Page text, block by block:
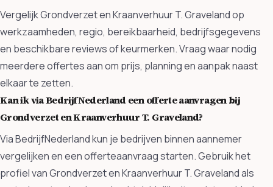
Vergelijk Grondverzet en Kraanverhuur T. Graveland op
werkzaamheden, regio, bereikbaarheid, bedrijfsgegevens
en beschikbare reviews of keurmerken. Vraag waar nodig
meerdere offertes aan om prijs, planning en aanpak naast
elkaar te zetten.
Kan ik via BedrijfNederland een offerte aanvragen bij
Grondverzet en Kraanverhuur T. Graveland?
Via BedrijfNederland kun je bedrijven binnen aannemer
vergelijken en een offerteaanvraag starten. Gebruik het
profiel van Grondverzet en Kraanverhuur T. Graveland als